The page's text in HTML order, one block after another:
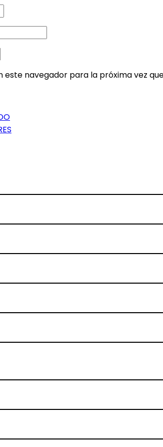
navegador para la próxima vez